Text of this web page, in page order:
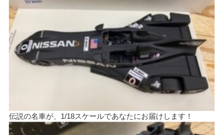
伝説の名車が、1/18スケールであなたにお届けします！